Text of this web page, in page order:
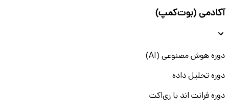
آکادمی (بوت‌کمپ)
دوره هوش مصنوعی (AI)
دوره تحلیل داده
دوره فرانت اند با ری‌اکت